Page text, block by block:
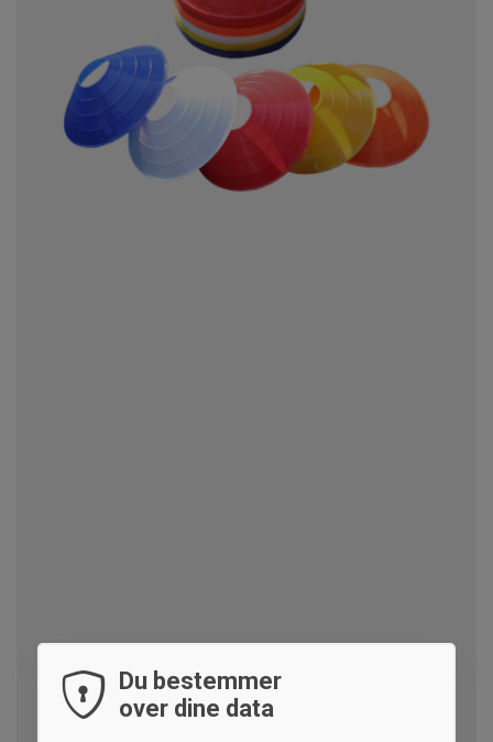
Du bestemmer
over dine data